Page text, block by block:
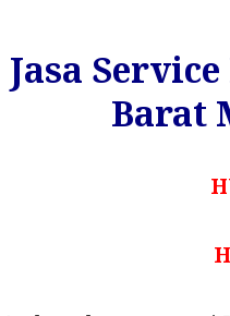
Jasa
Barat